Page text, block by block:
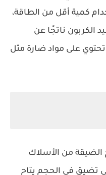
كمية أقل من الطاقة،
الكربون ناتجًا عن
تحتوي على مواد ضارة مثل
الضيقة من الأسلاك
تضيق في الحجم يتاح